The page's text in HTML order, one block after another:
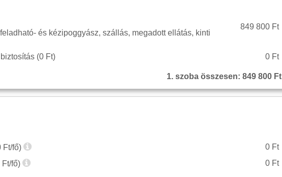
és kézipoggyász, szállás, megadott ellátás, kinti
849 800 Ft
(0 Ft) 0 Ft
1. szoba összesen: 849 800 Ft
Ft/fő)
0 Ft
Ft/fő) 0 Ft